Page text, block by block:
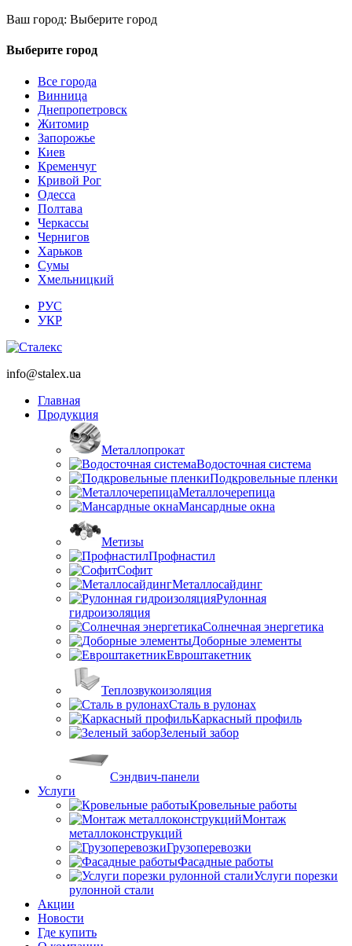
Ваш город: Выберите город
Выберите город
Все города
Винница
Днепропетровск
Житомир
Запорожье
Киев
Кременчуг
Кривой Рог
Одесса
Полтава
Черкассы
Чернигов
Харьков
Сумы
Хмельницкий
РУС
УКР
info@stalex.ua
Главная
Продукция
Металлопрокат
Водосточная система
Подкровельные пленки
Металлочерепица
Мансардные окна
Метизы
Профнастил
Софит
Металлосайдинг
Рулонная
гидроизоляция
Солнечная энергетика
Доборные элементы
Евроштакетник
Теплозвукоизоляция
Сталь в рулонах
Каркасный профиль
Зеленый забор
Сэндвич-панели
Услуги
Кровельные работы
Монтаж
металлоконструкций
Грузоперевозки
Фасадные работы
Услуги порезки
рулонной стали
Акции
Новости
Где купить